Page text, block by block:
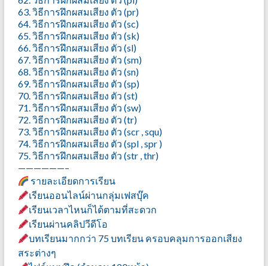
63. วิธีการฝึกผสมเสียง ตัว (pr)
64. วิธีการฝึกผสมเสียง ตัว (sc)
65. วิธีการฝึกผสมเสียง ตัว (sk)
66. วิธีการฝึกผสมเสียง ตัว (sl)
67. วิธีการฝึกผสมเสียง ตัว (sm)
68. วิธีการฝึกผสมเสียง ตัว (sn)
69. วิธีการฝึกผสมเสียง ตัว (sp)
70. วิธีการฝึกผสมเสียง ตัว (st)
71. วิธีการฝึกผสมเสียง ตัว (sw)
72. วิธีการฝึกผสมเสียง ตัว (tr)
73. วิธีการฝึกผสมเสียง ตัว (scr , squ)
74. วิธีการฝึกผสมเสียง ตัว (spl , spr )
75. วิธีการฝึกผสมเสียง ตัว (str , thr)
——————–
รายละเอียดการเรียน
เรียนออนไลน์ผ่านกลุ่มเฟสบุ๊ค
เรียนเวลาไหนก็ได้ตามที่สะดวก
เรียนผ่านคลิปวีดีโอ
บทเรียนมากกว่า 75 บทเรียน ครอบคลุมการออกเสียง
สระต่างๆ